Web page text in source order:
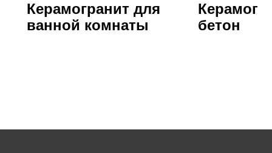
Керамогранит для
ванной комнаты
бетон